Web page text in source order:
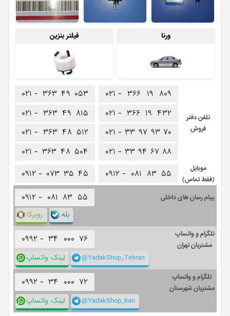
ورنا فیلتر بنزین
تلفن دفتر
فروش
۰۲۱ - ۳۶۶ ۱۹ ۸۰۹
۰۲۱ - ۳۶۶ ۱۹ ۴۳۲
۰۲۱ - ۳۳ ۹۷ ۹۳ ۷۰
۰۲۱ - ۳۳ ۹۴ ۶۷ ۸۸
۰۲۱ - ۳۶۳ ۴۹ ۰۵۳
۰۲۱ - ۳۶۳ ۴۹ ۸۱۵
۰۲۱ - ۳۶۳ ۴۸ ۵۱۲
۰۲۱ - ۳۶۳ ۴۸ ۵۰۴
موبایل
(فقط تماس)
۰۹۱۲ - ۰۸۱ ۸۳ ۵۵ ۰۹۱۲ - ۰۷۳ ۳۵ ۴۵
پیام رسان های داخلی ۰۹۱۲ - ۰۸۱ ۸۳ ۵۵
روبیکا بله
تلگرام و واتساپ
مشتریان تهران
۰۹۹۲ - ۳۴ ۰۰۰ ۷۶
لینک واتساپ @YadakShop_Tehran
تلگرام و واتساپ
مشتریان شهرستان
۰۹۹۲ - ۳۴ ۰۰۰ ۷۲
لینک واتساپ @YadakShop_Iran